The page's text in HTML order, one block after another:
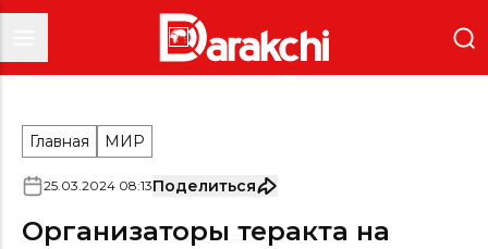
Главная МИР
25.03.2024 08:13Поделиться
Организаторы теракта на